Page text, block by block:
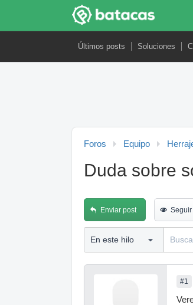
Últimos posts Soluciones
Foros Equipo
Duda sobre
Enviar post
#1